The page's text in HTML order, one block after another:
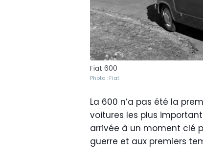
Fiat 600
Photo : Fiat
La 600 n’a pas été la
voitures les plus
arrivée à un moment clé
guerre et aux premiers